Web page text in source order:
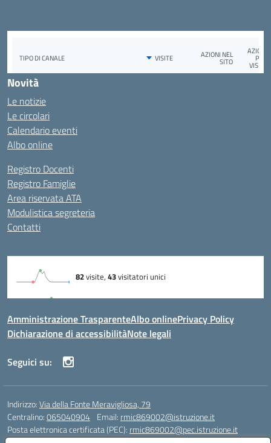
Novità
Le notizie
Le circolari
Calendario eventi
Albo online
Registro Docenti
Registro Famiglie
Area riservata ATA
Modulistica segreteria
Contatti
Amministrazione TrasparenteAlbo onlinePrivacy Policy
Dichiarazione di accessibilitàNote legali
Seguici su:
Indirizzo:Via della Fonte Meravigliosa, 79
Centralino:065040904 Email: rmic869002@istruzione.it
Posta elettronica certificata (PEC): rmic869002@pec.istruzione.it